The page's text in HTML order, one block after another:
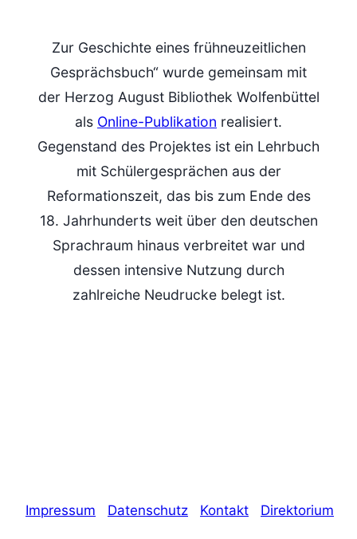
Zur Geschichte eines frühneuzeitlichen
Gesprächsbuch“ wurde gemeinsam mit
der Herzog August Bibliothek Wolfenbüttel
als Online-Publikation realisiert.
Gegenstand des Projektes ist ein Lehrbuch
mit Schülergesprächen aus der
Reformationszeit, das bis zum Ende des
18. Jahrhunderts weit über den deutschen
Sprachraum hinaus verbreitet war und
dessen intensive Nutzung durch
zahlreiche Neudrucke belegt ist.
Impressum Datenschutz Kontakt Direktorium